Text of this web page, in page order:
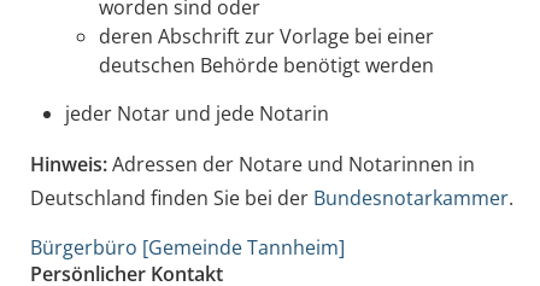
worden sind oder
deren Abschrift zur Vorlage bei einer
deutschen Behörde benötigt werden
jeder Notar und jede Notarin
Hinweis:Adressen der Notare und Notarinnen in
Deutschland finden Sie bei der Bundesnotarkammer.
Bürgerbüro [Gemeinde Tannheim]
Persönlicher Kontakt